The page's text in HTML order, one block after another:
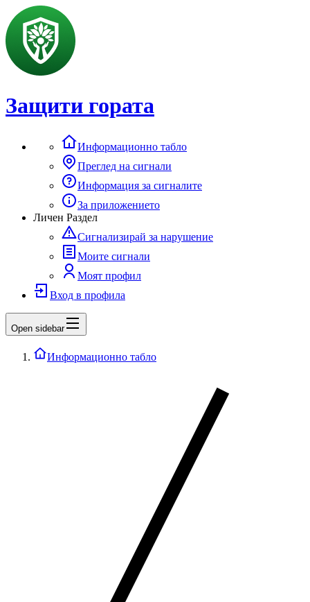
Защити гората
Информационно табло
Преглед на сигнали
Информация за сигналите
За приложението
Личен Раздел
Сигнализирай за нарушение
Моите сигнали
Моят профил
Вход в профила
Open sidebar
Информационно табло